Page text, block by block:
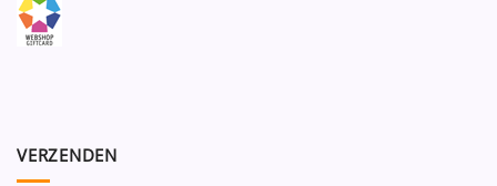
VERZENDEN